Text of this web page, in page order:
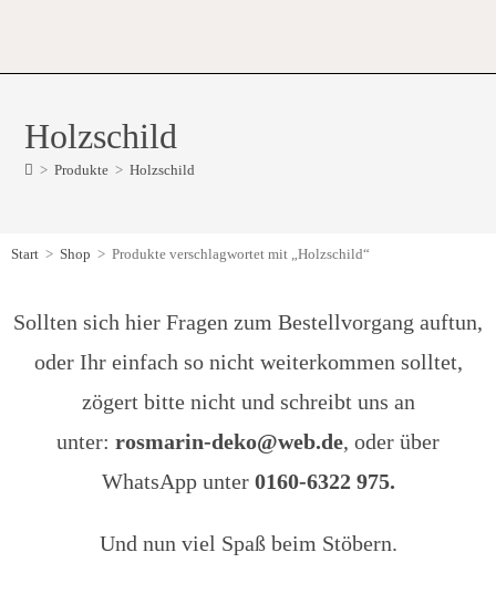
Holzschild
> Produkte > Holzschild
Start > Shop > Produkte verschlagwortet mit „Holzschild“
Sollten sich hier Fragen zum Bestellvorgang auftun,
oder Ihr einfach so nicht weiterkommen solltet,
zögert bitte nicht und schreibt uns an
unter: rosmarin-deko@web.de, oder über
WhatsApp unter 0160-6322 975.
Und nun viel Spaß beim Stöbern.